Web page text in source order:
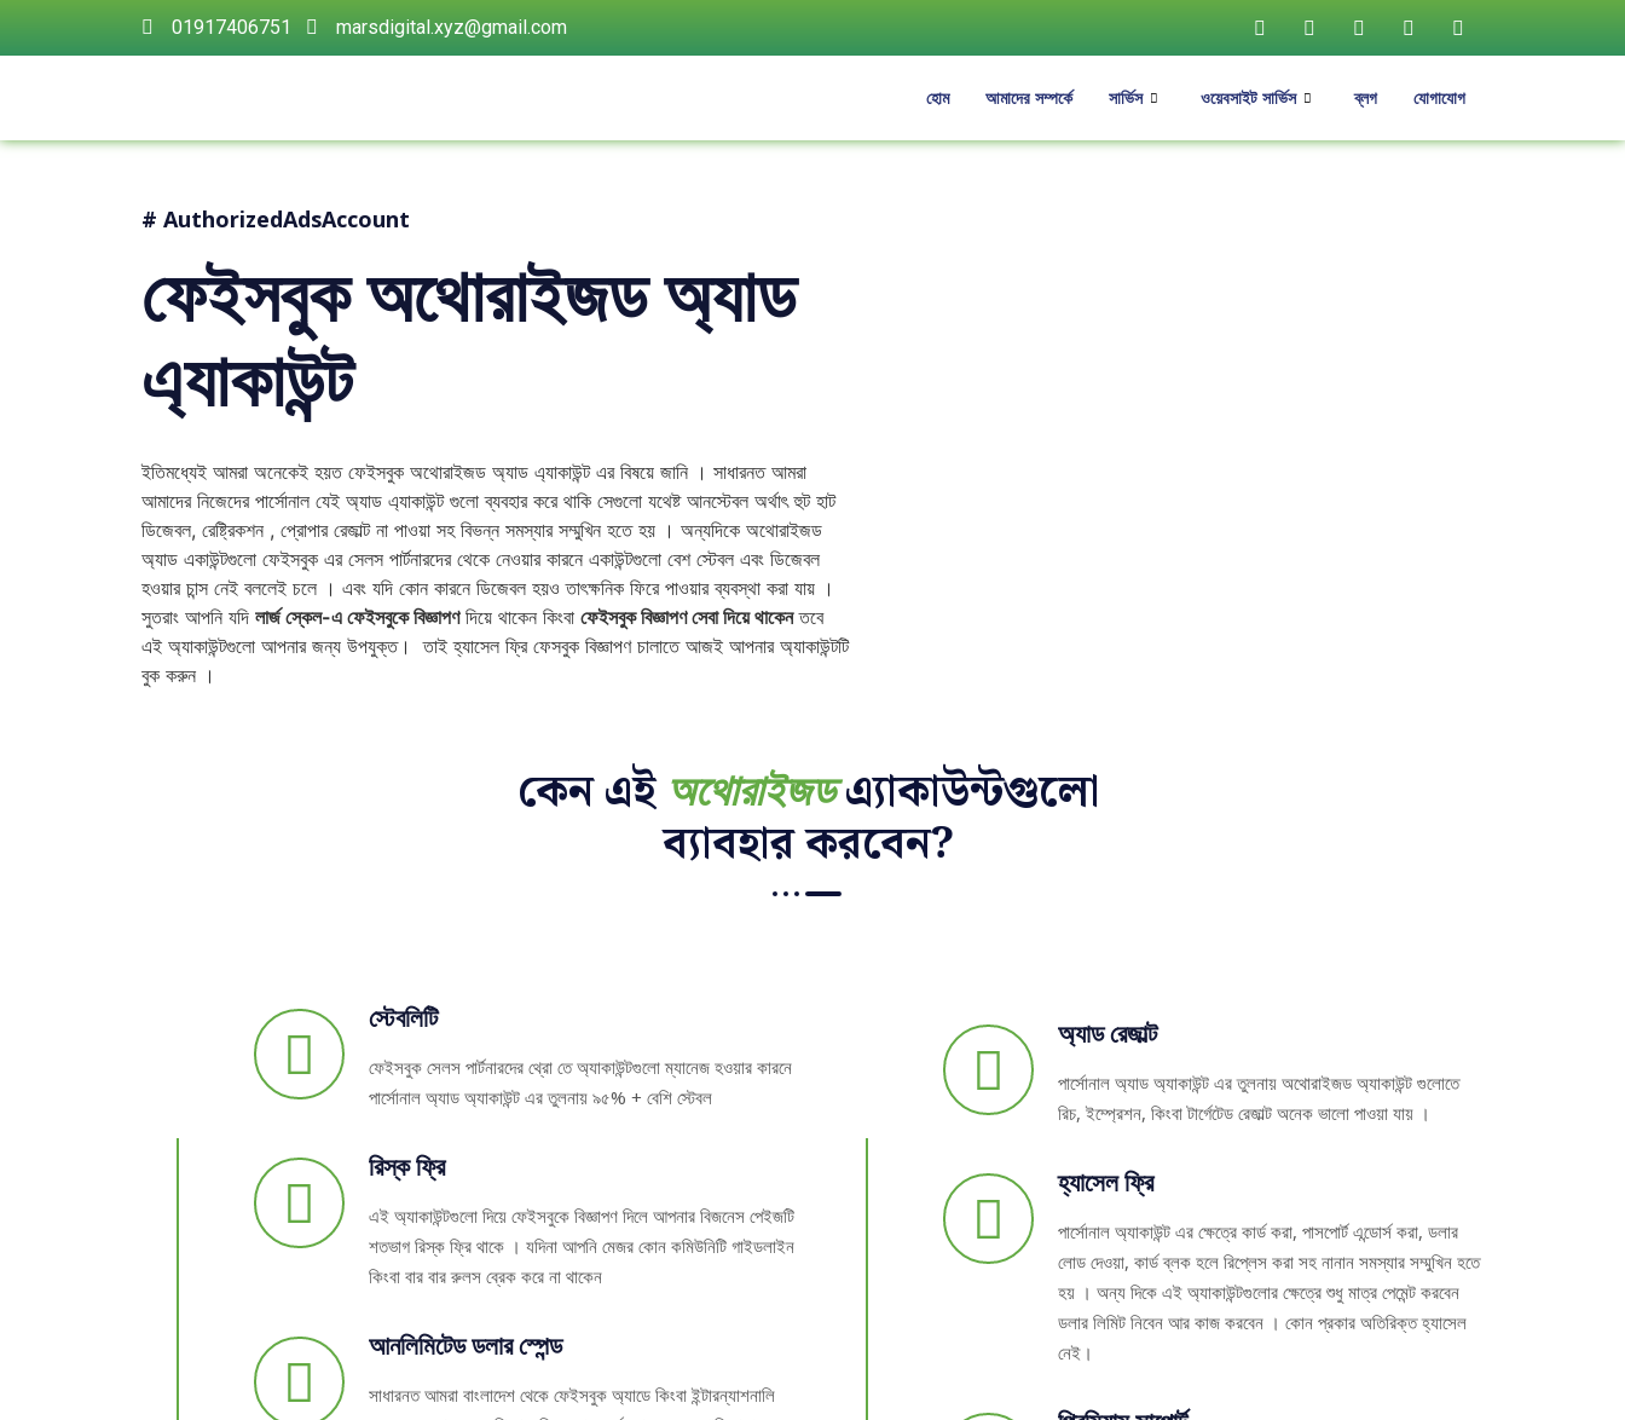
01917406751 marsdigital.xyz@gmail.com
হোম আমাদের সম্পর্কে সার্ভিস ওয়েবসাইট সার্ভিস ব্লগ যোগাযোগ
# AuthorizedAdsAccount
ফেইসবুক অথোরাইজড অ্যাড
এ্যাকাউন্ট
ইতিমধ্যেই আমরা অনেকেই হয়ত ফেইসবুক অথোরাইজড অ্যাড এ্যাকাউন্ট এর বিষয়ে জানি । সাধারনত আমরা
আমাদের নিজেদের পার্সোনাল যেই অ্যাড এ্যাকাউন্ট গুলো ব্যবহার করে থাকি সেগুলো যথেষ্ট আনস্টেবল অর্থাৎ হুট হাট
ডিজেবল, রেষ্ট্রিকশন , প্রোপার রেজাল্ট না পাওয়া সহ বিভন্ন সমস্যার সম্মুখিন হতে হয় । অন্যদিকে অথোরাইজড
অ্যাড একাউন্টগুলো ফেইসবুক এর সেলস পার্টনারদের থেকে নেওয়ার কারনে একাউন্টগুলো বেশ স্টেবল এবং ডিজেবল
হওয়ার চান্স নেই বললেই চলে । এবং যদি কোন কারনে ডিজেবল হয়ও তাৎক্ষনিক ফিরে পাওয়ার ব্যবস্থা করা যায় ।
সুতরাং আপনি যদি লার্জ স্কেল-এ ফেইসবুকে বিজ্ঞাপণদিয়ে থাকেন কিংবা ফেইসবুক বিজ্ঞাপণ সেবা দিয়ে থাকেনতবে
এই অ্যাকাউন্টগুলো আপনার জন্য উপযুক্ত। তাই হ্যাসেল ফ্রি ফেসবুক বিজ্ঞাপণ চালাতে আজই আপনার অ্যাকাউন্টটি
বুক করুন ।
কেন এই অথোরাইজডএ্যাকাউন্টগুলো
ব্যাবহার করবেন?
স্টেবলিটি
ফেইসবুক সেলস পার্টনারদের থ্রো তে অ্যাকাউন্টগুলো ম্যানেজ হওয়ার কারনে
পার্সোনাল অ্যাড অ্যাকাউন্ট এর তুলনায় ৯৫% + বেশি স্টেবল
রিস্ক ফ্রি
এই অ্যাকাউন্টগুলো দিয়ে ফেইসবুকে বিজ্ঞাপণ দিলে আপনার বিজনেস পেইজটি
শতভাগ রিস্ক ফ্রি থাকে । যদিনা আপনি মেজর কোন কমিউনিটি গাইডলাইন
কিংবা বার বার রুলস ব্রেক করে না থাকেন
আনলিমিটেড ডলার স্পেন্ড
সাধারনত আমরা বাংলাদেশ থেকে ফেইসবুক অ্যাডে কিংবা ইন্টারন্যাশনালি
অ্যাড রেজাল্ট
পার্সোনাল অ্যাড অ্যাকাউন্ট এর তুলনায় অথোরাইজড অ্যাকাউন্ট গুলোতে
রিচ, ইম্প্রেশন, কিংবা টার্গেটেড রেজাল্ট অনেক ভালো পাওয়া যায় ।
হ্যাসেল ফ্রি
পার্সোনাল অ্যাকাউন্ট এর ক্ষেত্রে কার্ড করা, পাসপোর্ট এন্ডোর্স করা, ডলার
লোড দেওয়া, কার্ড ব্লক হলে রিপ্লেস করা সহ নানান সমস্যার সম্মুখিন হতে
হয় । অন্য দিকে এই অ্যাকাউন্টগুলোর ক্ষেত্রে শুধু মাত্র পেমেন্ট করবেন
ডলার লিমিট নিবেন আর কাজ করবেন । কোন প্রকার অতিরিক্ত হ্যাসেল
নেই।